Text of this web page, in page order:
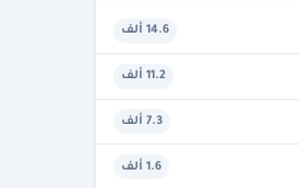
14.6 ألف
11.2 ألف
7.3 ألف
1.6 ألف